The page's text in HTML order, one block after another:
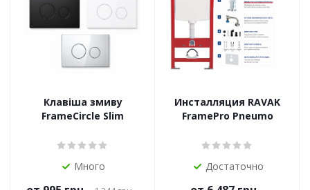
Клавіша змиву
FrameCircle Slim
Много
Инсталляция RAVAK
FramePro Pneumo
Достаточно